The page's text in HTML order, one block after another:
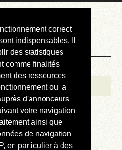
correct
indispensables. Il
des statistiques
comme finalités
des ressources
ou la
d'annonceurs
votre navigation
ainsi que
de navigation
en particulier à des
»